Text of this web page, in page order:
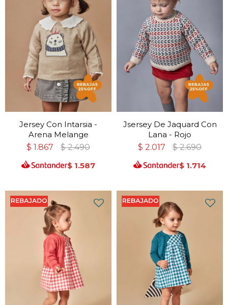
Jersey Con Intarsia -
Arena Melange
$ 1.867 $ 2.490
$ 1.587
Jsersey De Jaquard Con
Lana - Rojo
$ 2.017 $ 2.690
$ 1.714